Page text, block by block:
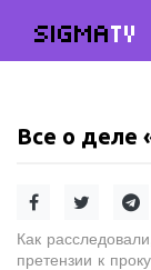
SIGMATV
Все о деле
Как
претензии к